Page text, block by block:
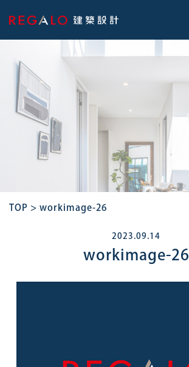
TOP > workimage-26
2023.09.14
workimage-26